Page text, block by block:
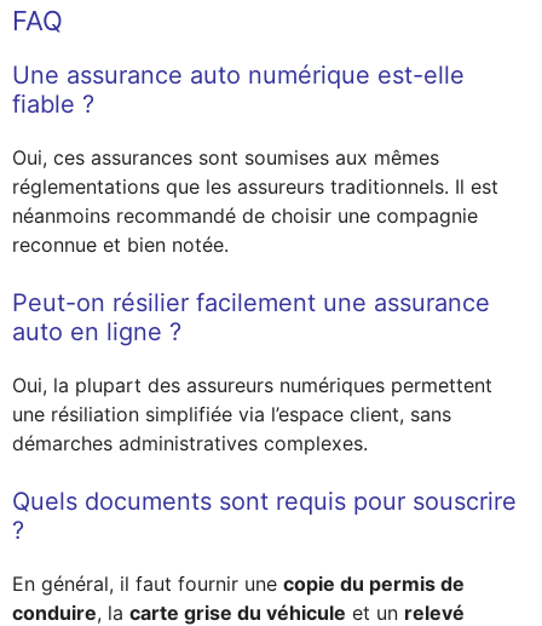
FAQ
Une assurance auto numérique est-elle
fiable ?
Oui, ces assurances sont soumises aux mêmes
réglementations que les assureurs traditionnels. Il est
néanmoins recommandé de choisir une compagnie
reconnue et bien notée.
Peut-on résilier facilement une assurance
auto en ligne ?
Oui, la plupart des assureurs numériques permettent
une résiliation simplifiée via l’espace client, sans
démarches administratives complexes.
Quels documents sont requis pour souscrire
?
En général, il faut fournir une copie du permis de
conduire, la carte grise du véhicule et un relevé